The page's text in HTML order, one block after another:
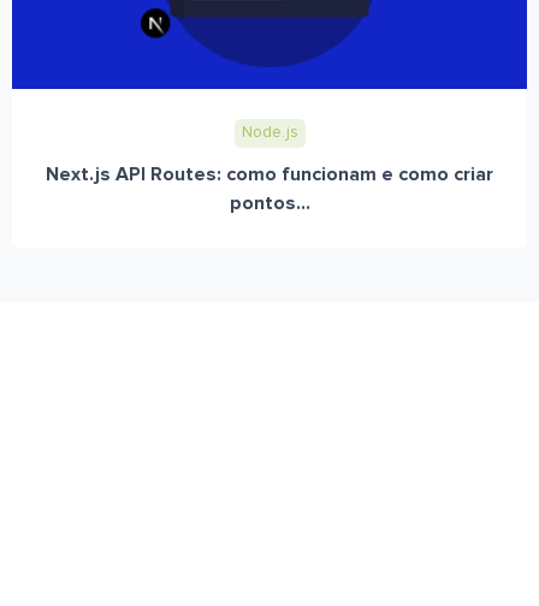
Node.js
Next.js API Routes: como funcionam e como criar
pontos...